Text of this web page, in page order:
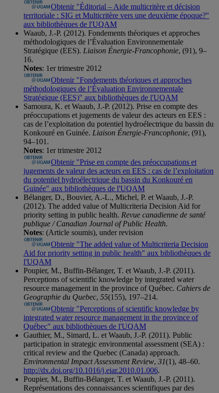
Obtenir "Éditorial – Aide multicritère et décision
territoriale : SIG et Multicritère vers une deuxième époque?"
aux bibliothèques de l'UQAM
Waaub, J.-P. (2012). Fondements théoriques et approches
méthodologiques de l’Évaluation Environnementale
Stratégique (EES). Liaison Énergie-Francophonie, (91), 9–
16.
Notes: 1er trimestre 2012
Obtenir "Fondements théoriques et approches
méthodologiques de l’Évaluation Environnementale
Stratégique (EES)" aux bibliothèques de l'UQAM
Samoura, K. et Waaub, J.-P. (2012). Prise en compte des
préoccupations et jugements de valeur des acteurs en EES :
cas de l’exploitation du potentiel hydroélectrique du bassin du
Konkouré en Guinée. Liaison Énergie-Francophonie, (91),
94–101.
Notes: 1er trimestre 2012
Obtenir "Prise en compte des préoccupations et
jugements de valeur des acteurs en EES : cas de l’exploitation
du potentiel hydroélectrique du bassin du Konkouré en
Guinée" aux bibliothèques de l'UQAM
Bélanger, D., Bouvier, A.-L., Michel, P. et Waaub, J.-P.
(2012). The added value of Multicriteria Decision Aid for
priority setting in public health. Revue canadienne de santé
publique / Canadian Journal of Public Health.
Notes: (Article soumis), under revision
Obtenir "The added value of Multicriteria Decision
Aid for priority setting in public health" aux bibliothèques de
l'UQAM
Poupier, M., Buffin-Bélanger, T. et Waaub, J.-P. (2011).
Perceptions of scientific knowledge by integrated water
resource management in the province of Québec. Cahiers de
Geographie du Quebec, 55(155), 197–214.
Obtenir "Perceptions of scientific knowledge by
integrated water resource management in the province of
Québec" aux bibliothèques de l'UQAM
Gauthier, M., Simard, L. et Waaub, J.-P. (2011). Public
participation in strategic environmental assessment (SEA) :
critical review and the Quebec (Canada) approach.
Environmental Impact Assessment Review, 31(1), 48–60.
http://dx.doi.org/10.1016/j.eiar.2010.01.006.
Poupier, M., Buffin-Bélanger, T. et Waaub, J.-P. (2011).
Représentations des connaissances scientifiques par des